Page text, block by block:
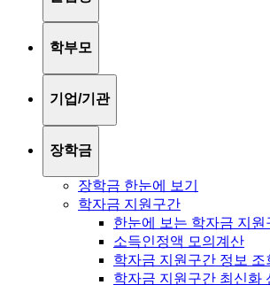
학부모
기업/기관
장학금
장학금 한눈에 보기
학자금 지원구간
한눈에 보는 학자금 지원
소득인정액 모의계산
학자금 지원구간 정보 조
학자금 지원구간 최신화